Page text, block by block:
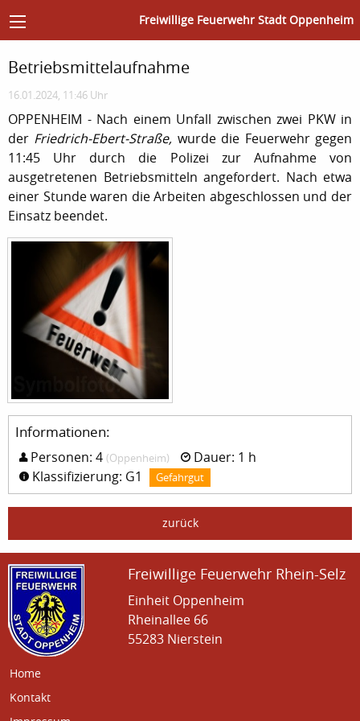
Freiwillige Feuerwehr Stadt Oppenheim
Betriebsmittelaufnahme
16.01.2024, 11:46 Uhr
OPPENHEIM - Nach einem Unfall zwischen zwei PKW in
der Friedrich-Ebert-Straße, wurde die Feuerwehr gegen
11:45 Uhr durch die Polizei zur Aufnahme von
ausgetretenen Betriebsmitteln angefordert. Nach etwa
einer Stunde waren die Arbeiten abgeschlossen und der
Einsatz beendet.
Informationen:
Personen: 4 (Oppenheim)
Dauer: 1 h
Klassifizierung: G1
Gefahrgut
zurück
Freiwillige Feuerwehr Rhein-Selz
Einheit Oppenheim
Rheinallee 66
55283 Nierstein
Home
Kontakt